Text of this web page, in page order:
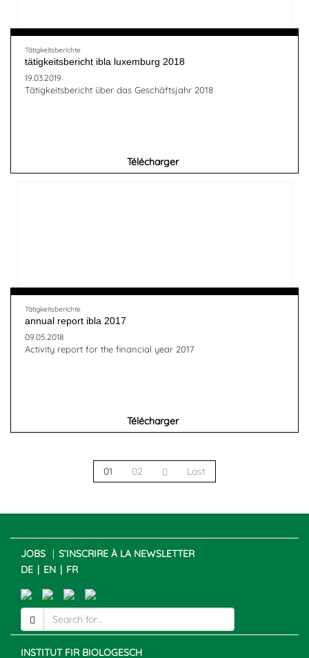
Tätigkeitsberichte
tätigkeitsbericht ibla luxemburg 2018
19.03.2019
Tätigkeitsbericht über das Geschäftsjahr 2018
Télécharger
Tätigkeitsberichte
annual report ibla 2017
09.05.2018
Activity report for the financial year 2017
Télécharger
01 02 Last
JOBS
S’INSCRIRE À LA NEWSLETTER
DE
EN FR
INSTITUT FIR BIOLOGESCH